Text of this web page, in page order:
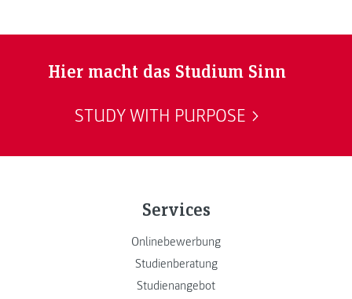
Hier macht das Studium Sinn
STUDY WITH PURPOSE
Services
Onlinebewerbung
Studienberatung
Studienangebot